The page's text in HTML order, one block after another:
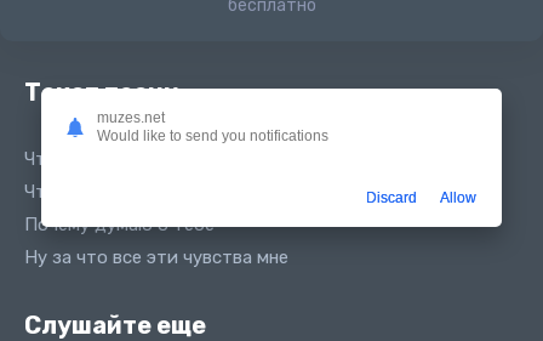
бесплатно
Текст песни
Что в тебе мне так понравилось
Что я так с собой не справилась
Почему думаю о тебе
Ну за что все эти чувства мне
Слушайте еще
muzes.net
Would like to send you notifications
Discard Allow